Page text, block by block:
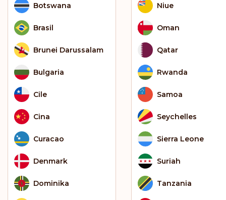
Botswana
Brasil
Brunei Darussalam
Bulgaria
Cile
Cina
Curacao
Denmark
Dominika
Niue
Oman
Qatar
Rwanda
Samoa
Seychelles
Sierra Leone
Suriah
Tanzania